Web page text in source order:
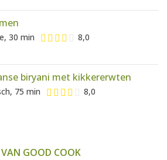
30 min 8,0
biryani met kikkererwten
75 min 8,0
GOOD COOK